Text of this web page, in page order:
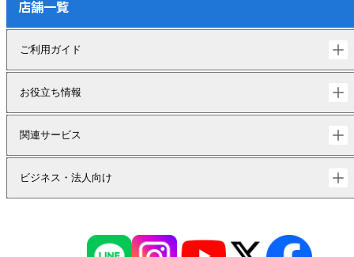
店舗一覧
ご利用ガイド
お役立ち情報
関連サービス
ビジネス・法人向け